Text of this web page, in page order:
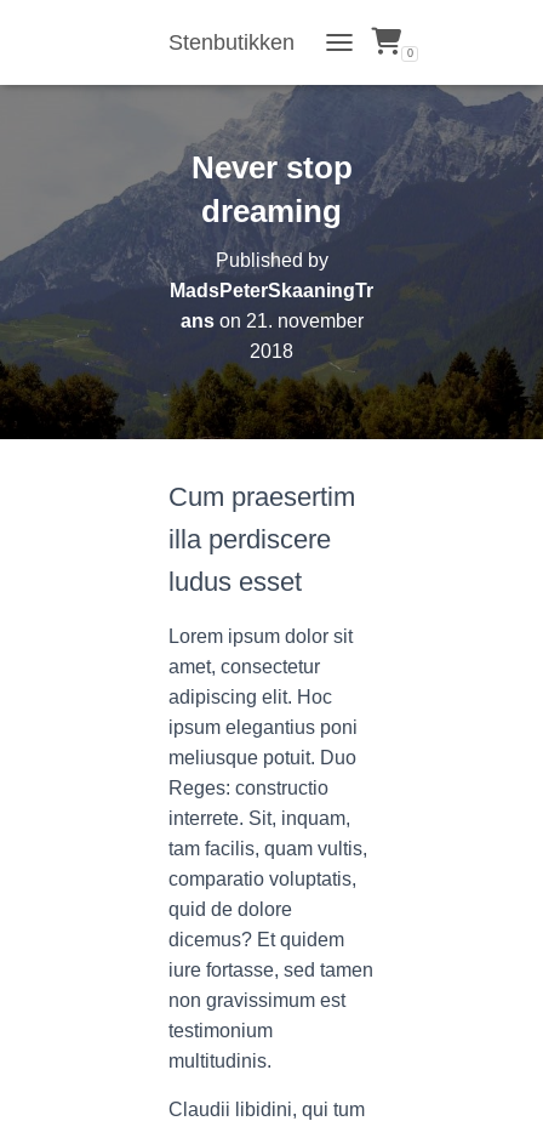
Stenbutikken
TOGGLE NAVIGATION
0
Never stop
dreaming
Published by
MadsPeterSkaaningTr
anson 21. november
2018
Cum praesertim
illa perdiscere
ludus esset
Lorem ipsum dolor sit
amet, consectetur
adipiscing elit. Hoc
ipsum elegantius poni
meliusque potuit. Duo
Reges: constructio
interrete. Sit, inquam,
tam facilis, quam vultis,
comparatio voluptatis,
quid de dolore
dicemus? Et quidem
iure fortasse, sed tamen
non gravissimum est
testimonium
multitudinis.
Claudii libidini, qui tum